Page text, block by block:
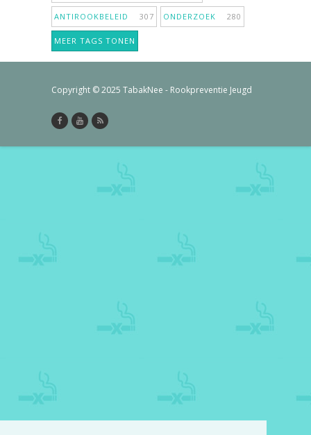
ANTIROOKBELEID 307 ONDERZOEK 280
MEER TAGS TONEN
Copyright © 2025 TabakNee - Rookpreventie Jeugd